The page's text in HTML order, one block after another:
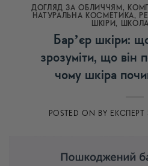
ДОГЛЯД ЗА ОБЛИЧЧЯМ ,
НАТУРАЛЬНА КОСМЕТИКА,
ШКІРИ ,
Барʼєр шкіри:
зрозуміти, що він
чому шкіра
POSTED ON BY ЕКСПЕРТ